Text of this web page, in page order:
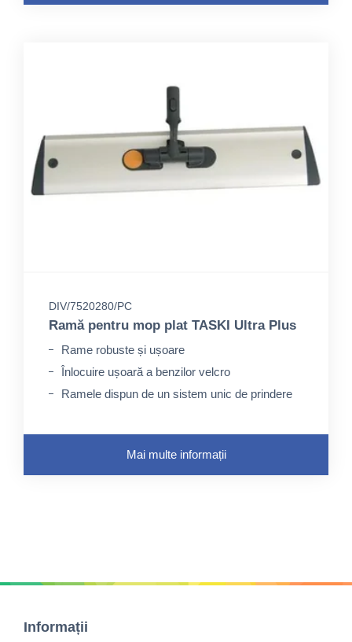
DIV/7520280/PC
Ramă pentru mop plat TASKI Ultra Plus
Rame robuste și ușoare
Înlocuire ușoară a benzilor velcro
Ramele dispun de un sistem unic de prindere
Mai multe informații
Informații